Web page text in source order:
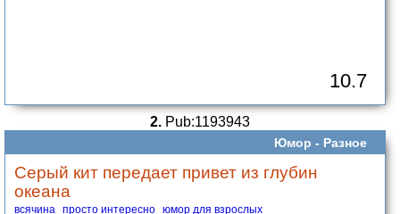
10.7
2. Pub:1193943
Юмор - Разное
Серый кит передает привет из глубин
океана
всячина просто интересно юмор для взрослых